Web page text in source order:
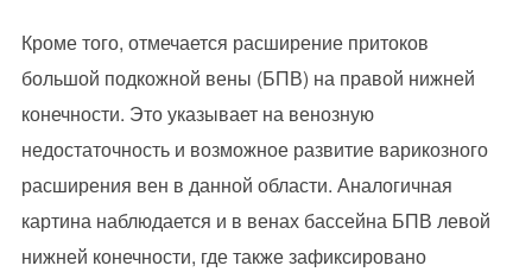
Кроме того, отмечается расширение притоков
большой подкожной вены (БПВ) на правой нижней
конечности. Это указывает на венозную
недостаточность и возможное развитие варикозного
расширения вен в данной области. Аналогичная
картина наблюдается и в венах бассейна БПВ левой
нижней конечности, где также зафиксировано